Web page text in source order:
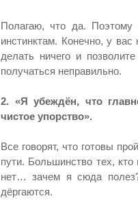
Полагаю, что да.
инстинктам. Конечно, у вас
делать ничего и
получаться неправильно.
2. «Я убеждён, что
чистое упорство».
Все говорят, что готовы
пути. Большинство тех,
нет… зачем я сюда
дёргаются.